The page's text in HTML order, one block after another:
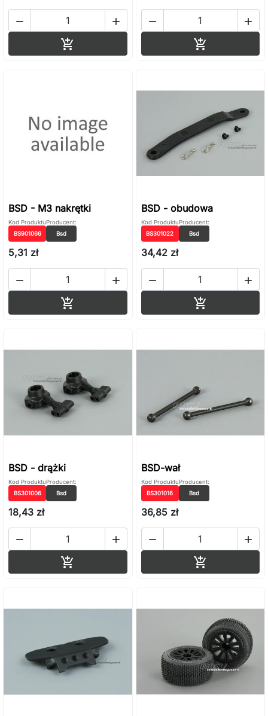
 

 

BSD - M3 nakrętki
Kod Produktu
BS901066
Producent:
Bsd
5,31 zł
 

BSD - obudowa
Kod Produktu
BS301022
Producent:
Bsd
34,42 zł
 

BSD - drążki
Kod Produktu
BS301006
Producent:
Bsd
18,43 zł
 

BSD-wał
Kod Produktu
BS301016
Producent:
Bsd
36,85 zł
 
